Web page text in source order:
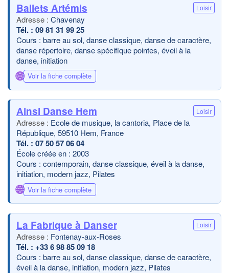
Ballets Artémis Loisir
Chavenay
09 81 31 99 25
Cours : barre au sol, danse classique, danse de caractère,
danse répertoire, danse spécifique pointes, éveil à la
danse, initiation
🌐 Voir la fiche complète
Ainsi Danse Hem Loisir
Ecole de musique, la cantoria, Place de la
République, 59510 Hem, France
07 50 57 06 04
École créée en : 2003
Cours : contemporain, danse classique, éveil à la danse,
initiation, modern jazz, Pilates
🌐 Voir la fiche complète
La Fabrique à Danser Loisir
Fontenay-aux-Roses
+33 6 98 85 09 18
Cours : barre au sol, danse classique, danse de caractère,
éveil à la danse, initiation, modern jazz, Pilates